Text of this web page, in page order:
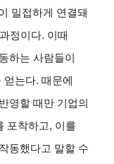
밀접하게 연결돼
정이다. 이때
하는 사람들이
는다. 때문에
영할 때만 기업의
포착하고, 이를
동했다고 말할 수